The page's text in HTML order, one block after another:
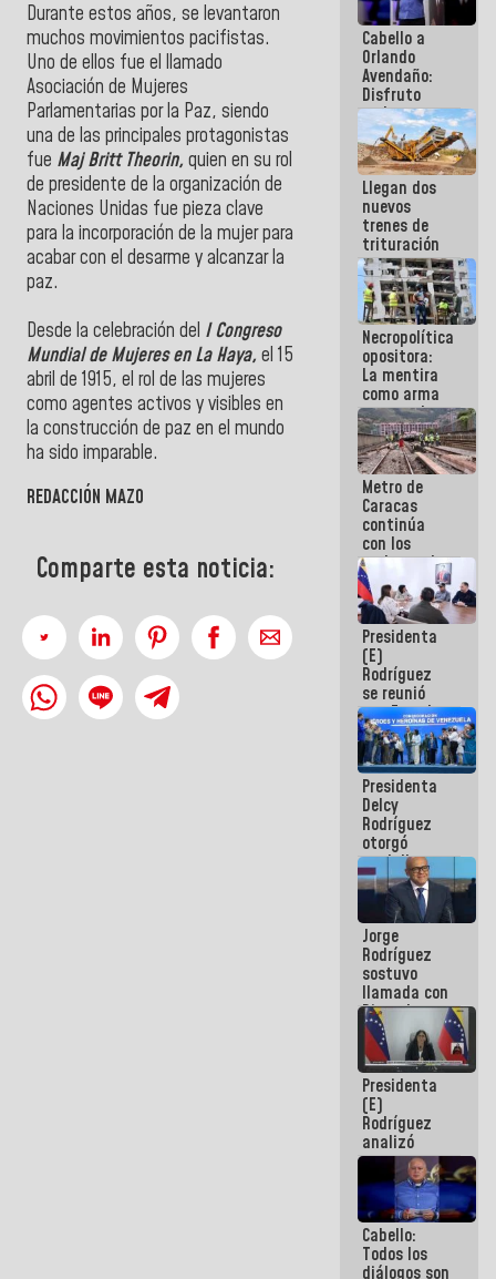
Durante estos años, se levantaron
muchos movimientos pacifistas.
Uno de ellos fue el llamado
Asociación de Mujeres
Parlamentarias por la Paz, siendo
una de las principales protagonistas
fue Maj Britt Theorin, quien en su rol
de presidente de la organización de
Naciones Unidas fue pieza clave
para la incorporación de la mujer para
acabar con el desarme y alcanzar la
paz.
Desde la celebración del I Congreso
Mundial de Mujeres en La Haya, el 15
abril de 1915, el rol de las mujeres
como agentes activos y visibles en
la construcción de paz en el mundo
ha sido imparable.
REDACCIÓN MAZO
Comparte esta noticia:
Cabello a
Orlando
Avendaño:
Disfruto
cada vez
que escribes
porque lo
que haces
es
embarrarla
Llegan dos
nuevos
trenes de
trituración
para
optimizar
manejo de
escombros
en La Guaira
Necropolítica
opositora:
La mentira
como arma
contra el
Pueblo
Metro de
Caracas
continúa
con los
trabajos de
mantenimiento
e inspección
en la Línea 2
Presidenta
(E)
Rodríguez
se reunió
con Estado
Mayor
Eléctrico
para
abordar
planes de
acción
Presidenta
Delcy
Rodríguez
otorgó
medalla
"Héroe de
Venezuela"
a servidores
públicos
Jorge
Rodríguez
sostuvo
llamada con
Dinorah
Figuera y
acuerdan
primer
encuentro
presencial
para el
diálogo
Presidenta
(E)
Rodríguez
analizó
junto a
gobernadores
planes de
recuperación
del Sistema
Eléctrico
Cabello:
Todos los
diálogos son